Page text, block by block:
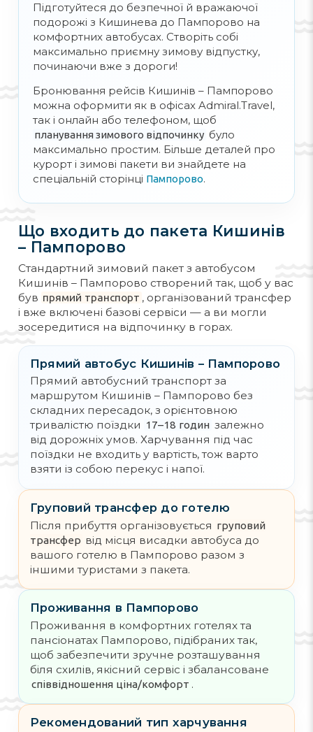
Бронювання лижних турів
у Пампорово, Болгарія
Любителі зимового відпочинку високо
оцінять болгарські курорти, адже якість і
кількість снігу відповідає всім
європейським стандартам (за потреби
працює снігова гармата), а ціни на
суттєво нижчі. Також тут доступне
особливості трас Пампорово дозволяють
кататися навіть початківцям. Хочемо
відзначити й неповторну балканську
атмосферу цього регіону, яку болгари з
любов’ю називають горами Орфея.
Почніть знайомство із зимовими видами
спорту в близькій для вас країні:
менеджери Admiral Travel із радістю
допоможуть із бронюванням лижного туру
в Болгарію та успішною організацією
вашої зимової відпустки!
Підготуйтеся до безпечної й вражаючої
подорожі з Кишинева до Пампорово на
комфортних автобусах. Створіть собі
максимально приємну зимову відпустку,
починаючи вже з дороги!
Бронювання рейсів Кишинів – Пампорово
можна оформити як в офісах Admiral.Travel,
так і онлайн або телефоном, щоб
планування зимового відпочинку було
максимально простим. Більше деталей про
курорт і зимові пакети ви знайдете на
спеціальній сторінці Пампорово.
Що входить до пакета Кишинів
– Пампорово
Стандартний зимовий пакет з автобусом
Кишинів – Пампорово створений так, щоб у вас
був прямий транспорт , організований трансфер
і вже включені базові сервіси — а ви могли
зосередитися на відпочинку в горах.
Прямий автобус Кишинів – Пампорово
Прямий автобусний транспорт за
маршрутом Кишинів – Пампорово без
складних пересадок, з орієнтовною
тривалістю поїздки 17–18 годин залежно
від дорожніх умов. Харчування під час
поїздки не входить у вартість, тож варто
взяти із собою перекус і напої.
Груповий трансфер до готелю
Після прибуття організовується груповий
трансфер від місця висадки автобуса до
вашого готелю в Пампорово разом з
іншими туристами з пакета.
Проживання в Пампорово
Проживання в комфортних готелях та
пансіонатах Пампорово, підібраних так,
щоб забезпечити зручне розташування
біля схилів, якісний сервіс і збалансоване
співвідношення ціна/комфорт .
Рекомендований тип харчування